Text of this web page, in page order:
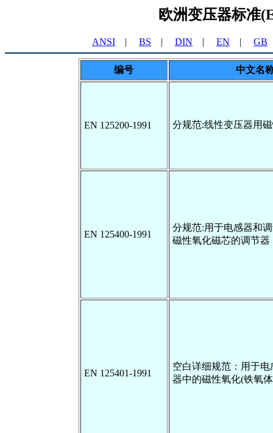
欧洲变压器标准
ANSI | BS | DIN | EN | GB
编号 中文名
EN 125200-1991 分规范:线性变压器用
EN 125400-1991
分规范:用于电感器和
磁性氧化磁芯的调节器
EN 125401-1991
空白详细规范：用于
器中的磁性氧化(铁氧